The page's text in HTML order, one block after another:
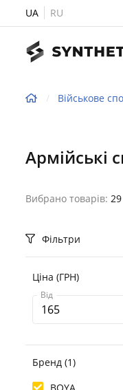
UA RU
Військове
Армійські
Вибрано товарів: 29
Фільтри
Ціна (ГРН)
Від
Бренд (1)